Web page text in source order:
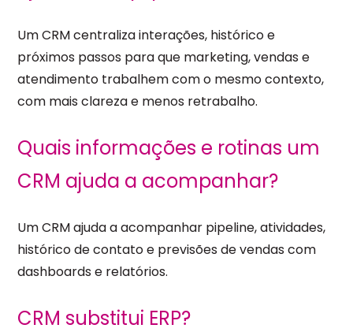
Um CRM centraliza interações, histórico e
próximos passos para que marketing, vendas e
atendimento trabalhem com o mesmo contexto,
com mais clareza e menos retrabalho.
Quais informações e rotinas um
CRM ajuda a acompanhar?
Um CRM ajuda a acompanhar pipeline, atividades,
histórico de contato e previsões de vendas com
dashboards e relatórios.
CRM substitui ERP?